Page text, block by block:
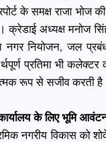
के समक्ष राजा भोज
क्रेडाई अध्यक्ष मनोज
नगर नियोजन, जल
प्रतिमा भी
रूप से सजीव करती
के लिए भूमि
नगरीय विकास को